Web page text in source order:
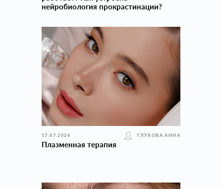
нейробиология прокраcтинации?
17.07.2026 ГЛУХОВА АННА
Плазменная терапия